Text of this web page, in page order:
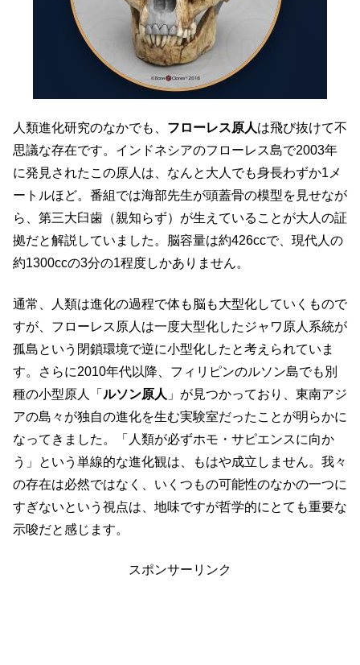
人類進化研究のなかでも、 フローレス原人は飛び抜けて不
思議な存在です。インドネシアのフローレス島で2003年
に発見されたこの原人は、なんと大人でも身長わずか1メ
ートルほど。番組では海部先生が頭蓋骨の模型を見せなが
ら、第三大臼歯（親知らず）が生えていることが大人の証
拠だと解説していました。脳容量は約426ccで、現代人の
約1300ccの3分の1程度しかありません。
通常、人類は進化の過程で体も脳も大型化していくもので
すが、フローレス原人は一度大型化したジャワ原人系統が
孤島という閉鎖環境で逆に小型化したと考えられていま
す。さらに2010年代以降、フィリピンのルソン島でも別
種の小型原人「 ルソン原人 」が見つかっており、東南アジ
アの島々が独自の進化を生む実験室だったことが明らかに
なってきました。「人類が必ずホモ・サピエンスに向か
う」という単線的な進化観は、もはや成立しません。我々
の存在は必然ではなく、いくつもの可能性のなかの一つに
すぎないという視点は、地味ですが哲学的にとても重要な
示唆だと感じます。
スポンサーリンク